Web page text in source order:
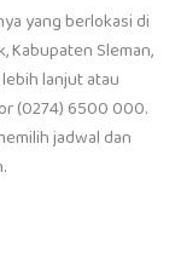
yang berlokasi di
Kabupaten Sleman,
lanjut atau
(0274) 6500 000.
jadwal dan